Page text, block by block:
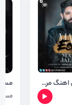
مسعود جلیلیان اهنگ مرگ عشق